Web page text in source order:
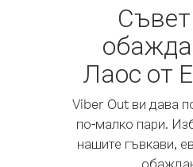
Лаос от
Viber Out ви дава
по-малко пари.
нашите гъвкави,